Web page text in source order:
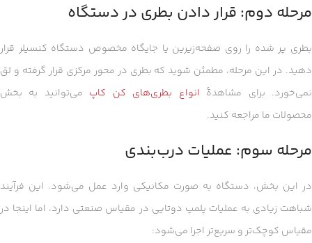
مرحله دوم: قرار دادن بطری در دستگاه
بطری پر شده را روی صفحه‌زیرین یا جایگاه مخصوص دستگاه کنسیلر قرار
دهید. در این مرحله، مطمئن شوید که بطری در محور مرکزی قرار گرفته و لق
نمی‌خورد. برای مشاهدهٔ انواع بطری‌های کن کاپ می‌توانید به بخش
محصولات ما مراجعه کنید.
مرحله سوم: عملیات درب‌بندی
در این بخش، دستگاه به صورت مکانیکی وارد عمل می‌شود. این فرآیند
شباهت زیادی به عملیات پلمپ دوتایی در مقیاس صنعتی دارد، اما اینجا در
مقیاس کوچک‌تر و سریع‌تر اجرا می‌شود: